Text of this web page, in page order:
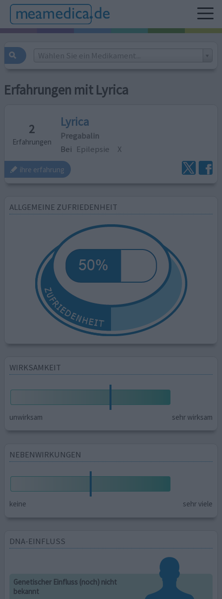
Wählen Sie ein Medikament...
Erfahrungen mit Lyrica
2
Erfahrungen
Lyrica
Pregabalin
Bei Epilepsie X
ihre erfahrung
ALLGEMEINE ZUFRIEDENHEIT
WIRKSAMKEIT
unwirksam sehr wirksam
NEBENWIRKUNGEN
keine sehr viele
DNA-EINFLUSS
Genetischer Einfluss (noch) nicht
bekannt